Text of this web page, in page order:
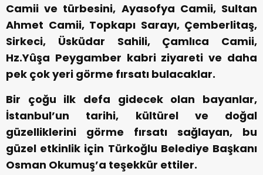
Camii ve türbesini, Ayasofya Camii, Sultan
Ahmet Camii, Topkapı Sarayı, Çemberlitaş,
Sirkeci, Üsküdar Sahili, Çamlıca Camii,
Hz.Yûşa Peygamber kabri ziyareti ve daha
pek çok yeri görme fırsatı bulacaklar.
Bir çoğu ilk defa gidecek olan bayanlar,
İstanbul’un tarihi, kültürel ve doğal
güzelliklerini görme fırsatı sağlayan, bu
güzel etkinlik için Türkoğlu Belediye Başkanı
Osman Okumuş’a teşekkür ettiler.